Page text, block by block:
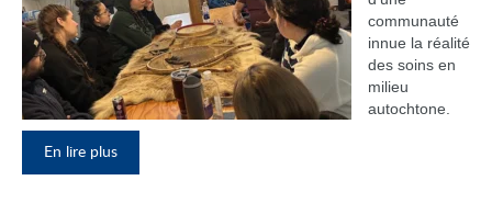
communauté
innue la réalité
des soins en
milieu
autochtone.
En lire plus